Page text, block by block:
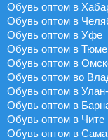
Обувь оптом в
Обувь оптом в
Обувь оптом в Уфе
Обувь оптом в
Обувь оптом в
Обувь оптом во
Обувь оптом в
Обувь оптом в
Обувь оптом в Чите
Обувь оптом в